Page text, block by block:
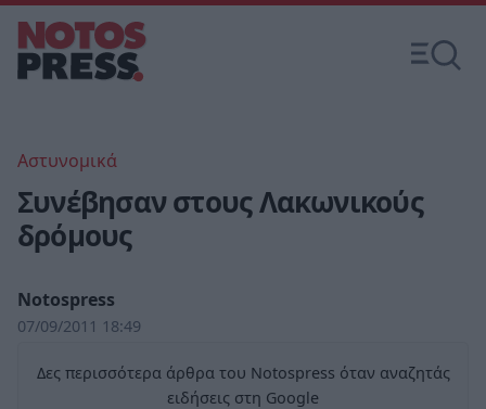
Αστυνομικά
Συνέβησαν στους Λακωνικούς
δρόμους
Notospress
07/09/2011 18:49
Δες περισσότερα άρθρα του Notospress όταν αναζητάς
ειδήσεις στη Google